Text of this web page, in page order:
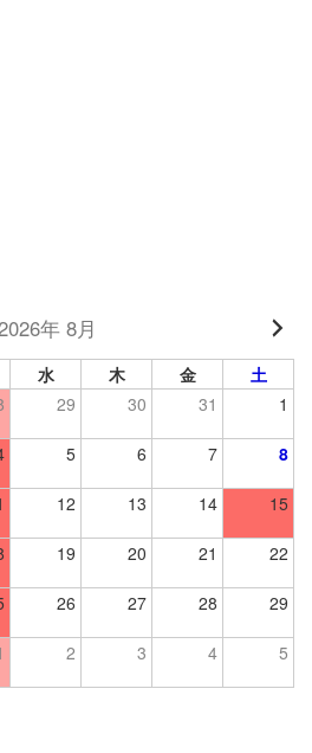
年 8月
水 木 金
土
29 30 31 1
5 6 7 8
12 13 14 15
19 20 21 22
26 27 28 29
2 3 4 5